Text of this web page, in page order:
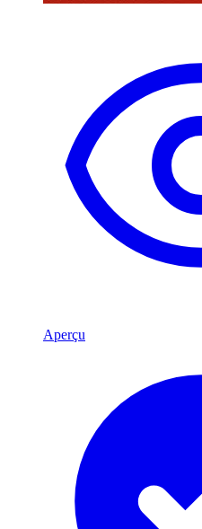
Aperçu